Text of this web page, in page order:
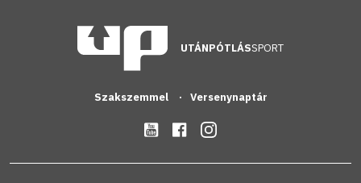
UTÁNPÓTLÁSSPORT
Szakszemmel Versenynaptár